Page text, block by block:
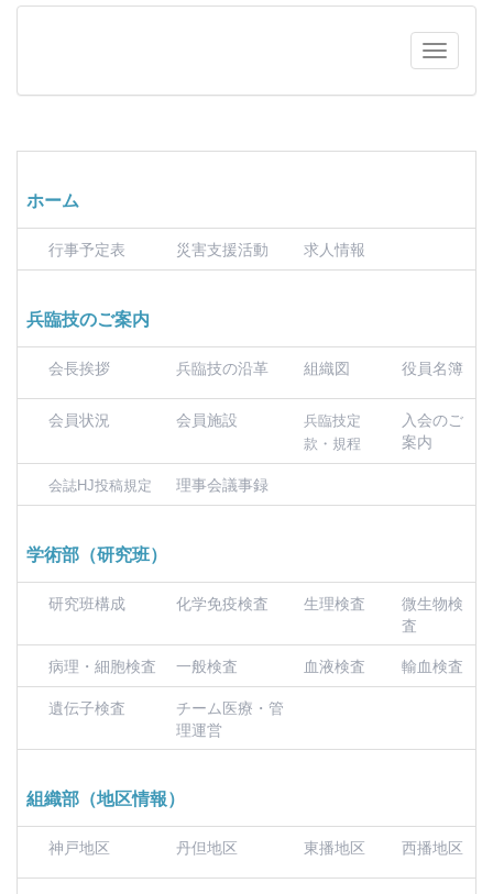
ホーム
行事予定表 災害支援活動 求人情報
兵臨技のご案内
会長挨拶 兵臨技の沿革 組織図 役員名簿
会員状況 会員施設
兵臨技定
款・規程
入会のご
案内
会誌HJ投稿規定 理事会議事録
学術部（研究班）
研究班構成 化学免疫検査 生理検査
微生物検
査
病理・細胞検査
一般検査 血液検査
輸血検査
遺伝子検査
チーム医療・管
理運営
組織部（地区情報）
神戸地区 丹但地区 東播地区 西播地区